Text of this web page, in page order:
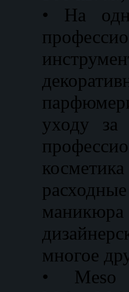
• На
уходу
многое
• Meso